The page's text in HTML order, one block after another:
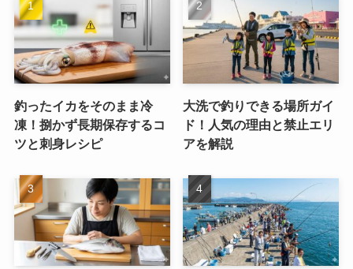
釣ったイカをそのまま冷
凍！捌かず長期保存するコ
ツと刺身レシピ
大洗で釣りできる場所ガイ
ド！人気の理由と禁止エリ
アを解説